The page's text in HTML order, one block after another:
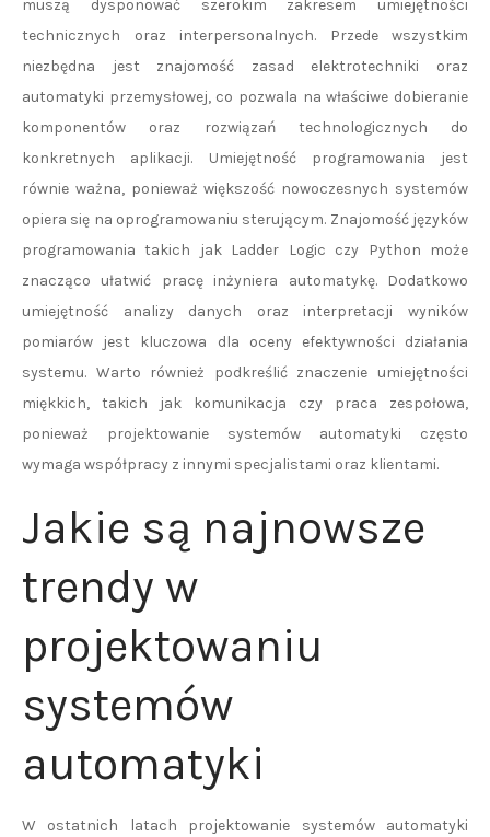
muszą dysponować szerokim zakresem umiejętności
technicznych oraz interpersonalnych. Przede wszystkim
niezbędna jest znajomość zasad elektrotechniki oraz
automatyki przemysłowej, co pozwala na właściwe dobieranie
komponentów oraz rozwiązań technologicznych do
konkretnych aplikacji. Umiejętność programowania jest
równie ważna, ponieważ większość nowoczesnych systemów
opiera się na oprogramowaniu sterującym. Znajomość języków
programowania takich jak Ladder Logic czy Python może
znacząco ułatwić pracę inżyniera automatykę. Dodatkowo
umiejętność analizy danych oraz interpretacji wyników
pomiarów jest kluczowa dla oceny efektywności działania
systemu. Warto również podkreślić znaczenie umiejętności
miękkich, takich jak komunikacja czy praca zespołowa,
ponieważ projektowanie systemów automatyki często
wymaga współpracy z innymi specjalistami oraz klientami.
Jakie są najnowsze
trendy w
projektowaniu
systemów
automatyki
W ostatnich latach projektowanie systemów automatyki